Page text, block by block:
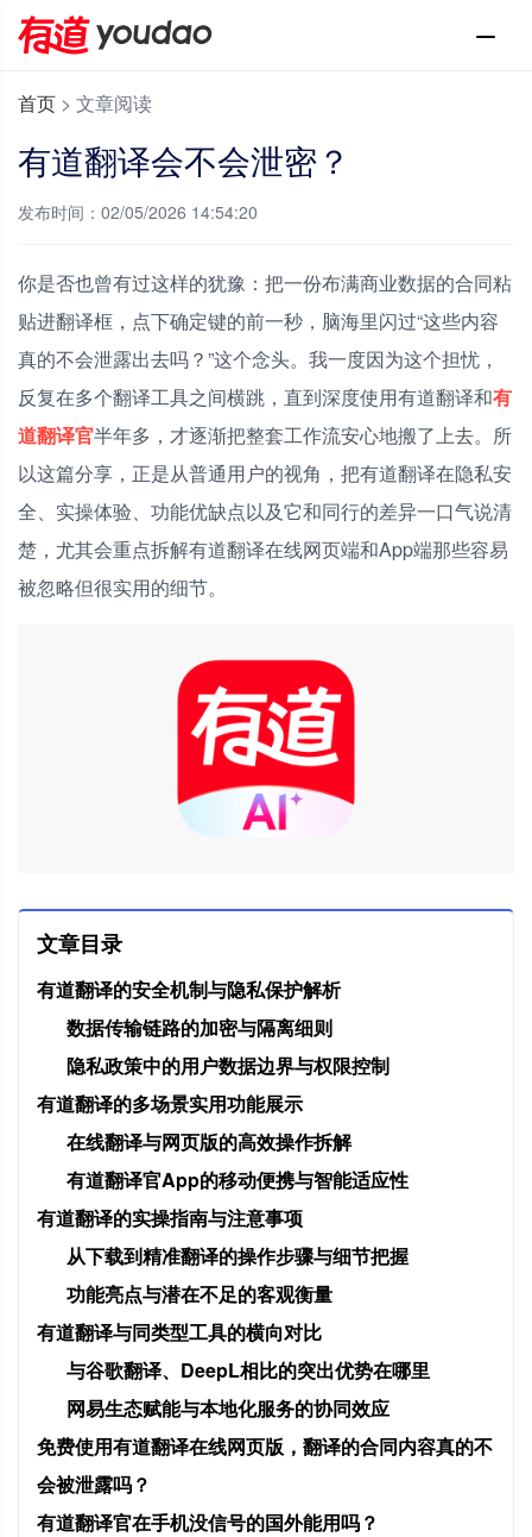
首页 > 文章阅读
有道翻译会不会泄密？
发布时间：02/05/2026 14:54:20
你是否也曾有过这样的犹豫：把一份布满商业数据的合同粘
贴进翻译框，点下确定键的前一秒，脑海里闪过“这些内容
真的不会泄露出去吗？”这个念头。我一度因为这个担忧，
反复在多个翻译工具之间横跳，直到深度使用有道翻译和有
道翻译官半年多，才逐渐把整套工作流安心地搬了上去。所
以这篇分享，正是从普通用户的视角，把有道翻译在隐私安
全、实操体验、功能优缺点以及它和同行的差异一口气说清
楚，尤其会重点拆解有道翻译在线网页端和App端那些容易
被忽略但很实用的细节。
文章目录
有道翻译的安全机制与隐私保护解析
数据传输链路的加密与隔离细则
隐私政策中的用户数据边界与权限控制
有道翻译的多场景实用功能展示
在线翻译与网页版的高效操作拆解
有道翻译官App的移动便携与智能适应性
有道翻译的实操指南与注意事项
从下载到精准翻译的操作步骤与细节把握
功能亮点与潜在不足的客观衡量
有道翻译与同类型工具的横向对比
与谷歌翻译、DeepL相比的突出优势在哪里
网易生态赋能与本地化服务的协同效应
免费使用有道翻译在线网页版，翻译的合同内容真的不
会被泄露吗？
有道翻译官在手机没信号的国外能用吗？